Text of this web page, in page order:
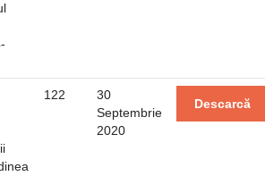
122
30
Septembrie
2020
Descarcă